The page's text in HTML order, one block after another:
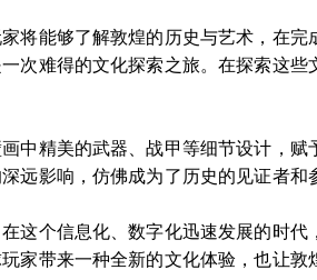
将能够了解敦煌的历史与艺术，在完
次难得的文化探索之旅。在探索这些
中精美的武器、战甲等细节设计，赋
远影响，仿佛成为了历史的见证者和
这个信息化、数字化迅速发展的时代
家带来一种全新的文化体验，也让敦